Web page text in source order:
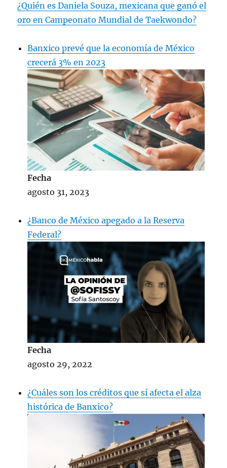
¿Quién es Daniela Souza, mexicana que ganó el
oro en Campeonato Mundial de Taekwondo?
Banxico prevé que la economía de México
crecerá 3% en 2023
Fecha
agosto 31, 2023
¿Banco de México apegado a la Reserva
Federal?
Fecha
agosto 29, 2022
¿Cuáles son los créditos que sí afecta el alza
histórica de Banxico?